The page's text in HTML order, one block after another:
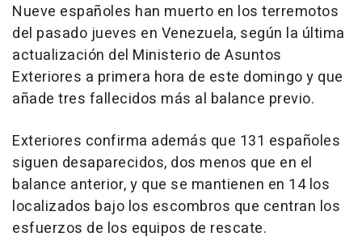
Nueve españoles han muerto en los terremotos
del pasado jueves en Venezuela, según la última
actualización del Ministerio de Asuntos
Exteriores a primera hora de este domingo y que
añade tres fallecidos más al balance previo.
Exteriores confirma además que 131 españoles
siguen desaparecidos, dos menos que en el
balance anterior, y que se mantienen en 14 los
localizados bajo los escombros que centran los
esfuerzos de los equipos de rescate.